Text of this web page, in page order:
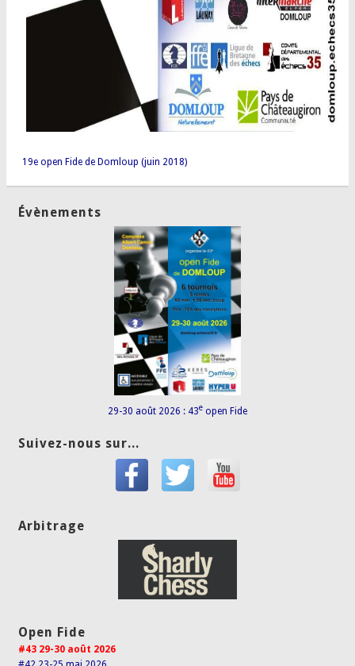
19e open Fide de Domloup (juin 2018)
Évènements
29-30 août 2026 : 43e open Fide
Suivez-nous sur...
Arbitrage
Open Fide
#43 29-30 août 2026